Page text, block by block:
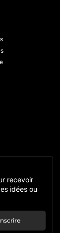
recevoir
idées ou